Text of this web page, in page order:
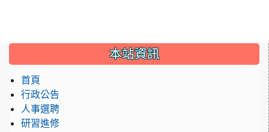
::: 本站資訊
首頁
行政公告
人事選聘
研習進修